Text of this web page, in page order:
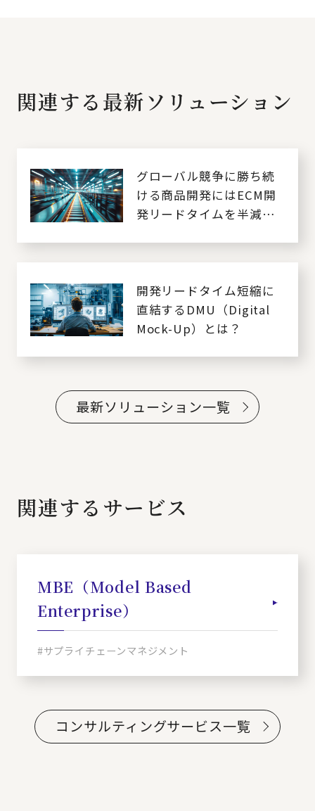
関連する最新ソリューション
グローバル競争に勝ち続
ける商品開発にはECM開
発リードタイムを半減化
開発リードタイム短縮に
直結するDMU（Digital
Mock-Up）とは？
最新ソリューション一覧
関連するサービス
MBE（Model Based
Enterprise）
#サプライチェーンマネジメント
コンサルティングサービス一覧